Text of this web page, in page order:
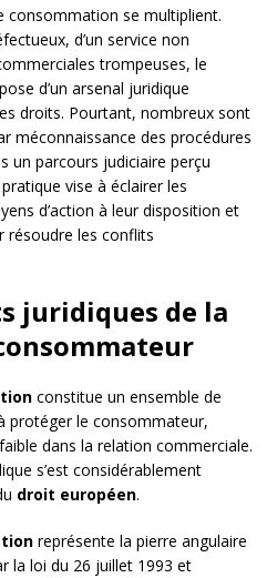
consommation se multiplient.
d’un service non
trompeuses, le
d’un arsenal juridique
droits. Pourtant, nombreux sont
méconnaissance des procédures
un parcours judiciaire perçu
vise à éclairer les
d’action à leur disposition et
résoudre les conflits
juridiques de la
constitue un ensemble de
protéger le consommateur,
dans la relation commerciale.
s’est considérablement
droit européen.
représente la pierre angulaire
la loi du 26 juillet 1993 et